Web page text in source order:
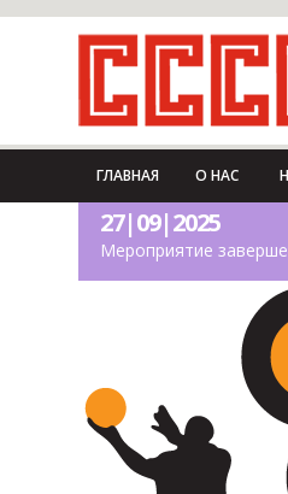
ГЛАВНАЯ О НАС
27|09|2025
Мероприятие